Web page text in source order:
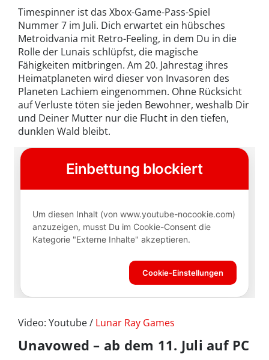
Timespinner ist das Xbox-Game-Pass-Spiel
Nummer 7 im Juli. Dich erwartet ein hübsches
Metroidvania mit Retro-Feeling, in dem Du in die
Rolle der Lunais schlüpfst, die magische
Fähigkeiten mitbringen. Am 20. Jahrestag ihres
Heimatplaneten wird dieser von Invasoren des
Planeten Lachiem eingenommen. Ohne Rücksicht
auf Verluste töten sie jeden Bewohner, weshalb Dir
und Deiner Mutter nur die Flucht in den tiefen,
dunklen Wald bleibt.
Video: Youtube / Lunar Ray Games
Unavowed – ab dem 11. Juli auf PC